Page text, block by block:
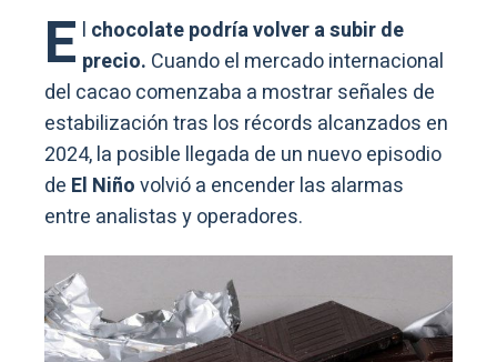
E l chocolate podría volver a subir de
precio. Cuando el mercado internacional
del cacao comenzaba a mostrar señales de
estabilización tras los récords alcanzados en
2024, la posible llegada de un nuevo episodio
de El Niñovolvió a encender las alarmas
entre analistas y operadores.